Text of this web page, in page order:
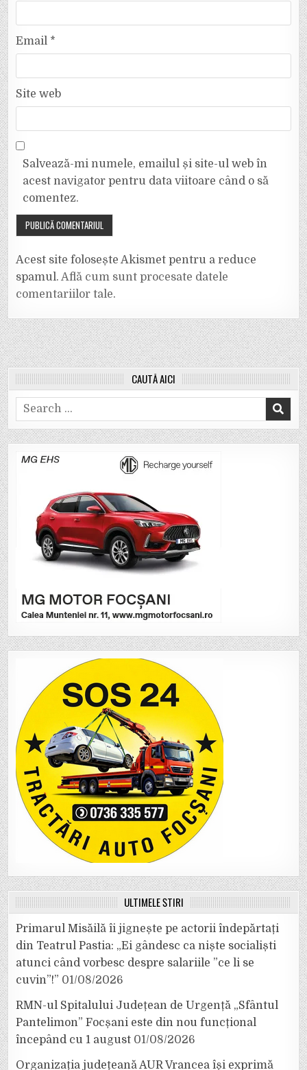
Email *
Site web
Salvează-mi numele, emailul și site-ul web în
acest navigator pentru data viitoare când o să
comentez.
Acest site folosește Akismet pentru a reduce
spamul.Află cum sunt procesate datele
comentariilor tale.
CAUTĂ AICI
Search
for:
ULTIMELE ȘTIRI
Primarul Misăilă îi jignește pe actorii îndepărtați
din Teatrul Pastia: „Ei gândesc ca niște socialiști
atunci când vorbesc despre salariile ”ce li se
cuvin”!” 01/08/2026
RMN-ul Spitalului Județean de Urgență „Sfântul
Pantelimon” Focșani este din nou funcțional
începând cu 1 august 01/08/2026
Organizația județeană AUR Vrancea își exprimă